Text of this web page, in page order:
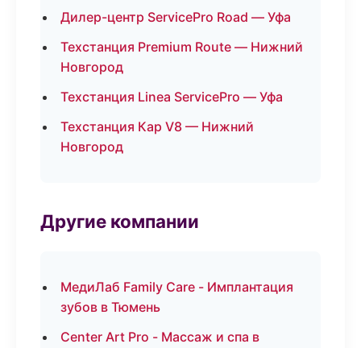
Дилер-центр ServicePro Road — Уфа
Техстанция Premium Route — Нижний
Новгород
Техстанция Linea ServicePro — Уфа
Техстанция Кар V8 — Нижний
Новгород
Другие компании
МедиЛаб Family Care - Имплантация
зубов в Тюмень
Center Art Pro - Массаж и спа в